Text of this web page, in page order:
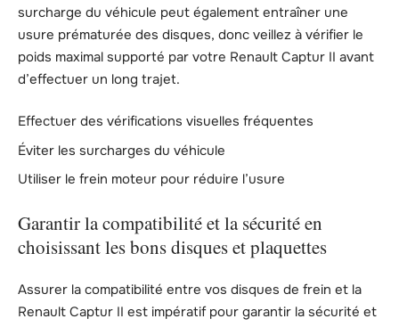
surcharge du véhicule peut également entraîner une
usure prématurée des disques, donc veillez à vérifier le
poids maximal supporté par votre Renault Captur II avant
d’effectuer un long trajet.
Effectuer des vérifications visuelles fréquentes
Éviter les surcharges du véhicule
Utiliser le frein moteur pour réduire l’usure
Garantir la compatibilité et la sécurité en
choisissant les bons disques et plaquettes
Assurer la compatibilité entre vos disques de frein et la
Renault Captur II est impératif pour garantir la sécurité et